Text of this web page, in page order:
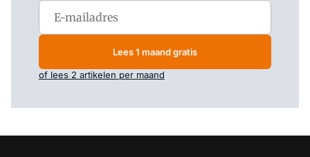
Lees 1 maand gratis
of lees 2 artikelen per maand